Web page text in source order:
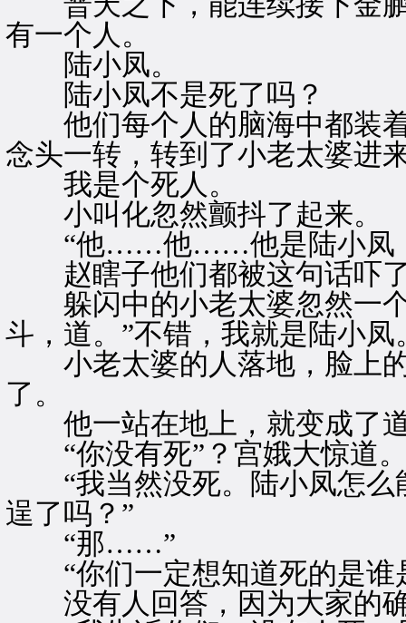
有一个人。
陆小凤。
陆小凤不是死了吗？
他们每个人的脑海中都装着
念头一转，转到了小老太婆进
我是个死人。
小叫化忽然颤抖了起来。
“他……他……他是陆小凤
赵瞎子他们都被这句话吓
躲闪中的小老太婆忽然一个
斗，道。”不错，我就是陆小凤
小老太婆的人落地，脸上的
了。
他一站在地上，就变成了
“你没有死”？宫娥大惊道
“我当然没死。陆小凤怎么
逞了吗？”
“那……”
“你们一定想知道死的是谁
没有人回答，因为大家的